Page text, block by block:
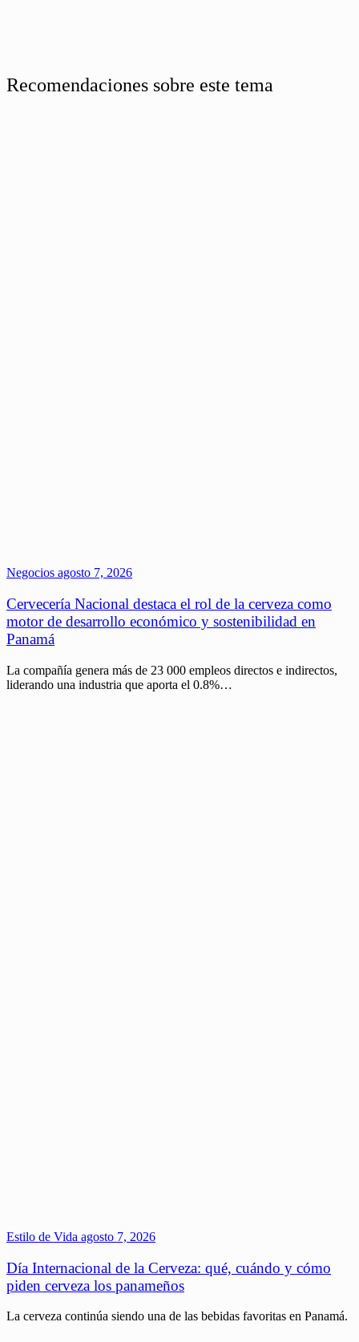
Recomendaciones sobre este tema
Negocios agosto 7, 2026
Cervecería Nacional destaca el rol de la cerveza como
motor de desarrollo económico y sostenibilidad en
Panamá
La compañía genera más de 23 000 empleos directos e indirectos,
liderando una industria que aporta el 0.8%…
Estilo de Vida agosto 7, 2026
Día Internacional de la Cerveza: qué, cuándo y cómo
piden cerveza los panameños
La cerveza continúa siendo una de las bebidas favoritas en Panamá.